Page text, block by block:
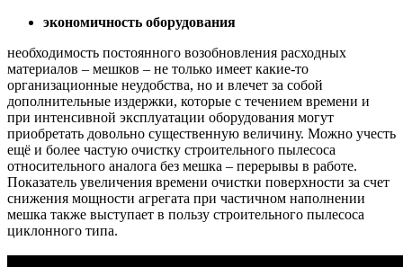
экономичность оборудования
необходимость постоянного возобновления расходных
материалов – мешков – не только имеет какие-то
организационные неудобства, но и влечет за собой
дополнительные издержки, которые с течением времени и
при интенсивной эксплуатации оборудования могут
приобретать довольно существенную величину. Можно учесть
ещё и более частую очистку строительного пылесоса
относительного аналога без мешка – перерывы в работе.
Показатель увеличения времени очистки поверхности за счет
снижения мощности агрегата при частичном наполнении
мешка также выступает в пользу строительного пылесоса
циклонного типа.